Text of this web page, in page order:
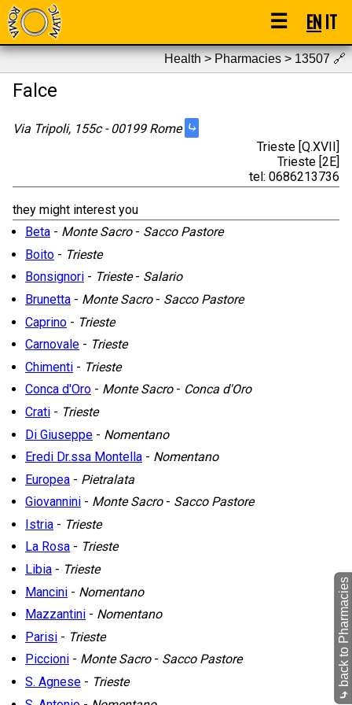
☰ ENIT
Health > Pharmacies > 13507🔗
Falce
Via Tripoli, 155c - 00199 Rome ⤷
Trieste [Q.XVII]
Trieste [2E]
tel: 0686213736
they might interest you
Beta - Monte Sacro- Sacco Pastore
Boito - Trieste
Bonsignori - Trieste- Salario
Brunetta - Monte Sacro- Sacco Pastore
Caprino - Trieste
Carnovale - Trieste
Chimenti - Trieste
Conca d'Oro - Monte Sacro- Conca d'Oro
Crati - Trieste
Di Giuseppe - Nomentano
Eredi Dr.ssa Montella - Nomentano
Europea - Pietralata
Giovannini - Monte Sacro- Sacco Pastore
Istria - Trieste
La Rosa - Trieste
Libia - Trieste
Mancini - Nomentano
Mazzantini - Nomentano
Parisi - Trieste
Piccioni - Monte Sacro- Sacco Pastore
S. Agnese - Trieste
⤷
back to Pharmacies